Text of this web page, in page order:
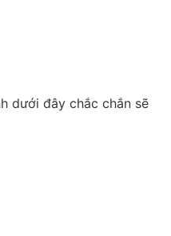
dưới đây chắc chắn sẽ